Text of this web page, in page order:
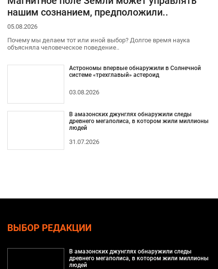
нашим сознанием, предположили..
05.08.2026
Почему мы делаем тот или иной выбор? Долгое время наука
объясняла человеческое поведение..
Астрономы впервые обнаружили в Солнечной
системе «трехглавый» астероид
03.08.2026
В амазонских джунглях обнаружили следы
древнего мегаполиса, в котором жили миллионы
людей
31.07.2026
ВЫБОР РЕДАКЦИИ
В амазонских джунглях обнаружили следы
древнего мегаполиса, в котором жили миллионы
людей